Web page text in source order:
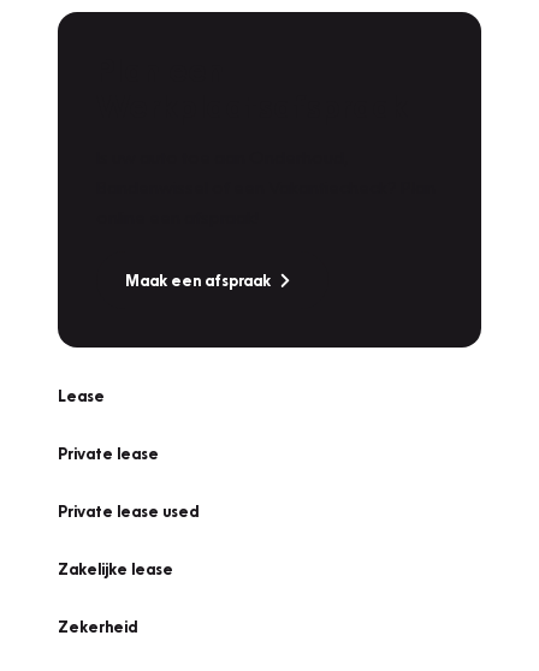
Maak een afspraak
Lease
Private lease
Private lease used
Zakelijke lease
Zekerheid